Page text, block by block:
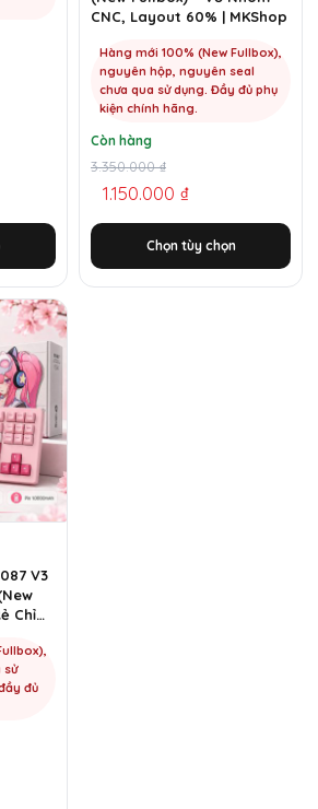
CNC, Layout 60% | MKShop
Hàng mới 100% (New Fullbox),
nguyên hộp, nguyên seal
chưa qua sử dụng. Đầy đủ phụ
kiện chính hãng.
Còn hàng
3.350.000₫
Giá
gốc
là:
3.350.000 ₫.
1.150.000 ₫
Giá
hiện
tại
là:
1.150.000 ₫.
Chọn tùy chọn
được
chọn
trên
trang
sản
phẩm
V3
Chỉ
sử
đủ